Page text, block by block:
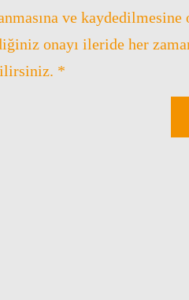
ve
onayı ileride her
*